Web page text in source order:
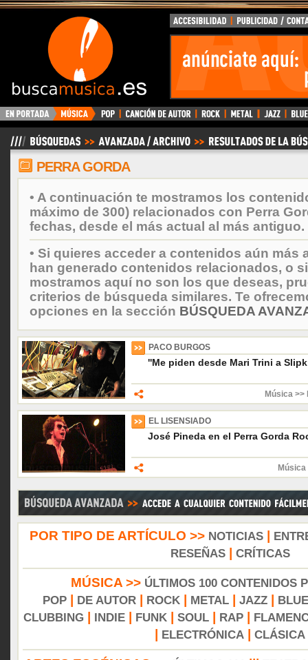
BuscaMusica.es
PERRA GORDA
• A continuación te mostramos los
máximo de 300) relacionados con Perra
fechas, desde el más actual al más antiguo.
• Si quieres acceder a contenidos aún más
han generado contenidos relacionados, o
mostramos aquí no son los que deseas,
criterios de búsqueda similares. Te
opciones en la sección BÚSQUEDA
PACO BURGOS
''Me piden desde Mari Trini a
Música
EL LISENSIADO
José Pineda en el Perra Gorda
POR TIPO DE ARTÍCULO >> NOTICIAS|
RESEÑAS| CRÍTICAS
MÚSICA >> ÚLTIMOS 100 CONTENIDOS
POP
DE AUTOR ROCK METAL JAZZ
CLUBBING
INDIE FUNK SOUL RAP
ELECTRÓNICA CLÁSICA